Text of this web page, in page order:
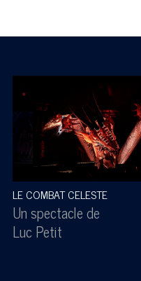
LE COMBAT CELESTE
Un spectacle de
Luc Petit